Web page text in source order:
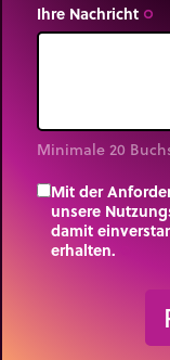
Ihre Nachricht trip_origin
Minimale 20
Mit der
unsere
damit
erhalten.